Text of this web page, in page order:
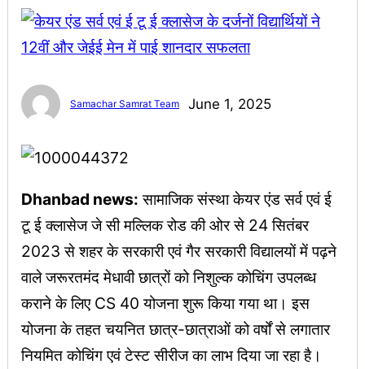
Samachar Samrat Team June 1, 2025
Dhanbad news: सामाजिक संस्था केयर एंड सर्व एवं ई
टू ई क्लासेज जे सी मल्लिक रोड की ओर से 24 सितंबर
2023 से शहर के सरकारी एवं गैर सरकारी विद्यालयों में पढ़ने
वाले जरूरतमंद मेधावी छात्रों को निशुल्क कोचिंग उपलब्ध
कराने के लिए CS 40 योजना शुरू किया गया था। इस
योजना के तहत चयनित छात्र-छात्राओं को वर्षों से लगातार
नियमित कोचिंग एवं टेस्ट सीरीज का लाभ दिया जा रहा है।